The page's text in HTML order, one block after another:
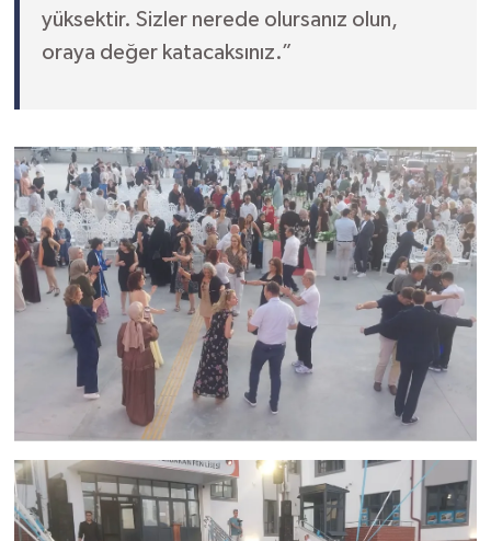
yüksektir. Sizler nerede olursanız olun,
oraya değer katacaksınız.”